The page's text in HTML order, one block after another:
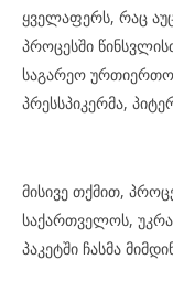
ყველაფერს, რაც
პროცესში
საგარეო
პრესსპიკერმა,
მისივე თქმით,
საქართველოს,
პაკეტში ჩასმა